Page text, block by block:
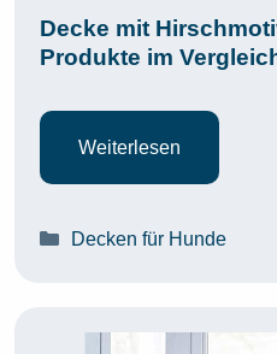
Decke mit
Produkte im
Weiterlesen
Kategorien
Decken für Hunde